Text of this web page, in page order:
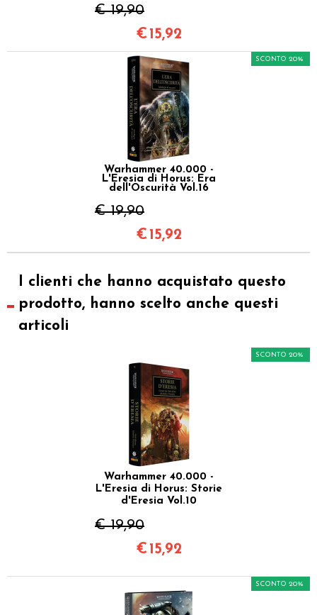
€ 19,90
€ 15,92
Warhammer 40.000 -
L'Eresia di Horus: Era
dell'Oscurità Vol.16
€ 19,90
SCONTO 20%
€ 15,92
I clienti che hanno acquistato questo
prodotto, hanno scelto anche questi
articoli
Warhammer 40.000 -
L'Eresia di Horus: Storie
d'Eresia Vol.10
€ 19,90
SCONTO 20%
€ 15,92
SCONTO 20%